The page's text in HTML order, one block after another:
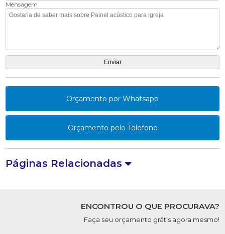
Mensagem
Orçamento por Whatsapp
Orçamento pelo Telefone
Páginas Relacionadas
ENCONTROU O QUE PROCURAVA?
Faça seu orçamento grátis agora mesmo!